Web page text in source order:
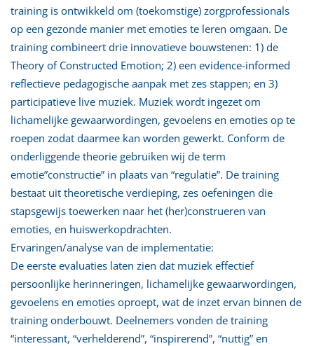
training is ontwikkeld om (toekomstige) zorgprofessionals
op een gezonde manier met emoties te leren omgaan. De
training combineert drie innovatieve bouwstenen: 1) de
Theory of Constructed Emotion; 2) een evidence-informed
reflectieve pedagogische aanpak met zes stappen; en 3)
participatieve live muziek. Muziek wordt ingezet om
lichamelijke gewaarwordingen, gevoelens en emoties op te
roepen zodat daarmee kan worden gewerkt. Conform de
onderliggende theorie gebruiken wij de term
emotie”constructie” in plaats van “regulatie”. De training
bestaat uit theoretische verdieping, zes oefeningen die
stapsgewijs toewerken naar het (her)construeren van
emoties, en huiswerkopdrachten.
Ervaringen/analyse van de implementatie:
De eerste evaluaties laten zien dat muziek effectief
persoonlijke herinneringen, lichamelijke gewaarwordingen,
gevoelens en emoties oproept, wat de inzet ervan binnen de
training onderbouwt. Deelnemers vonden de training
“interessant, “verhelderend”, “inspirerend”, “nuttig” en